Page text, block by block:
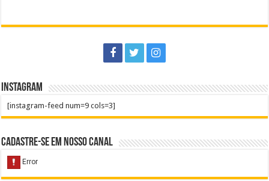
Instagram
[instagram-feed num=9 cols=3]
Cadastre-se em nosso Canal